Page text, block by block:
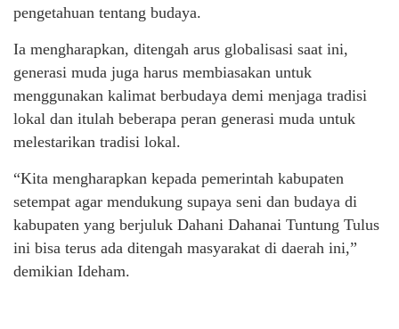
pengetahuan tentang budaya.
Ia mengharapkan, ditengah arus globalisasi saat ini,
generasi muda juga harus membiasakan untuk
menggunakan kalimat berbudaya demi menjaga tradisi
lokal dan itulah beberapa peran generasi muda untuk
melestarikan tradisi lokal.
“Kita mengharapkan kepada pemerintah kabupaten
setempat agar mendukung supaya seni dan budaya di
kabupaten yang berjuluk Dahani Dahanai Tuntung Tulus
ini bisa terus ada ditengah masyarakat di daerah ini,”
demikian Ideham.